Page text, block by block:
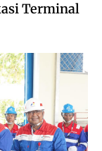
Terminal